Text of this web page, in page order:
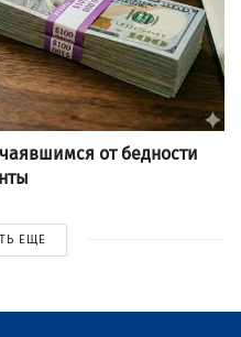
от бедности
ЕЩЕ